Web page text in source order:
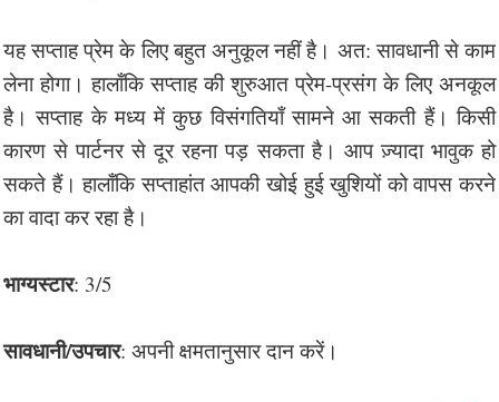
यह सप्ताह प्रेम के लिए बहुत अनुकूल नहीं है। अत: सावधानी से काम
लेना होगा। हालाँकि सप्ताह की शुरुआत प्रेम-प्रसंग के लिए अनकूल
है। सप्ताह के मध्य में कुछ विसंगतियाँ सामने आ सकती हैं। किसी
कारण से पार्टनर से दूर रहना पड़ सकता है। आप ज़्यादा भावुक हो
सकते हैं। हालाँकि सप्ताहांत आपकी खोई हुई खुशियों को वापस करने
का वादा कर रहा है।
भाग्यस्टार: 3/5
सावधानी/उपचार: अपनी क्षमतानुसार दान करें।